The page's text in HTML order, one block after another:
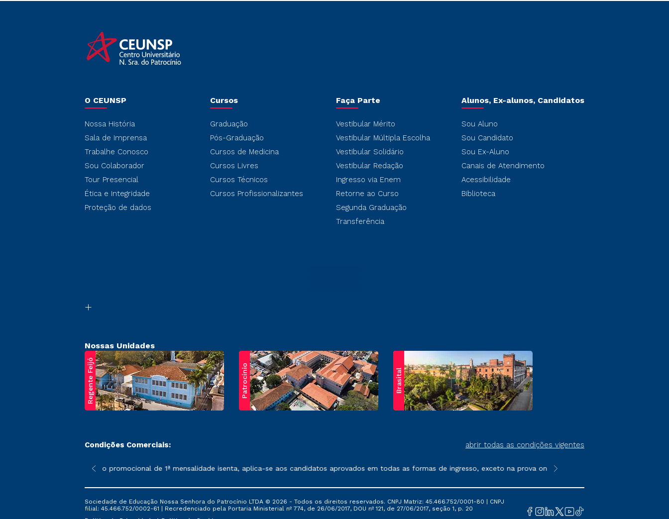
O CEUNSP
Nossa História
Sala de Imprensa
Trabalhe Conosco
Sou Colaborador
Tour Presencial
Ética e Integridade
Proteção de dados
Cursos
Graduação
Pós-Graduação
Cursos de Medicina
Cursos Livres
Cursos Técnicos
Cursos Profissionalizantes
Faça Parte
Vestibular Mérito
Vestibular Múltipla Escolha
Vestibular Solidário
Vestibular Redação
Ingresso via Enem
Retorne ao Curso
Segunda Graduação
Transferência
Alunos, Ex-alunos, Candidatos
Sou Aluno
Sou Candidato
Sou Ex-Aluno
Canais de Atendimento
Acessibilidade
Biblioteca
Nossas Unidades
Regente Feijó Patrocínio Brasital
Condições Comerciais: abrir todas as condições vigentes
sofrer alterações nos períodos de rematrícula conforme exposto no contrato de prestação de serviços.
*A condição promocional de 1ª mensalidade isenta, aplica-se aos candidatos aprovados em todas as formas de ingresso, exceto na prova on-line ou agendada, que ofertam
**Semipresencial é um formato do
Sociedade de Educação Nossa Senhora do Patrocínio LTDA © 2026 - Todos os direitos reservados. CNPJ Matriz: 45.466.752/0001-80 | CNPJ
filial: 45.466.752/0002-61 | Recredenciado pela Portaria Ministerial nº 774, de 26/06/2017, DOU nº 121, de 27/06/2017, seção 1, p. 20